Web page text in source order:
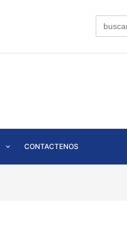
Buscar:
CONTACTENOS